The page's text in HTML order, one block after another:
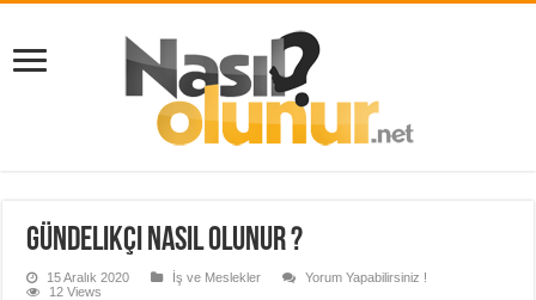
Gündelikçi Nasıl Olunur ?
15 Aralık 2020 İş ve Meslekler
Yorum Yapabilirsiniz !
12 Views